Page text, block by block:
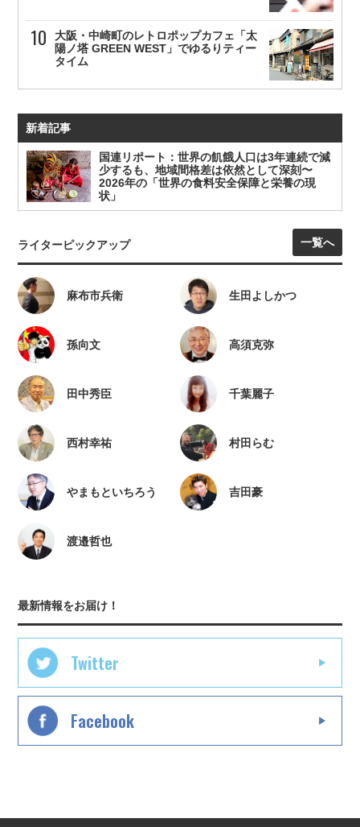
大阪・中崎町のレトロポップカフェ「太
陽ノ塔 GREEN WEST」でゆるりティー
タイム
新着記事
国連リポート：世界の飢餓人口は3年連続で減
少するも、地域間格差は依然として深刻〜
2026年の「世界の食料安全保障と栄養の現
状」
ライターピックアップ 一覧へ
麻布市兵衛 生田よしかつ
孫向文 高須克弥
田中秀臣 千葉麗子
西村幸祐 村田らむ
やまもといちろう 吉田豪
渡邉哲也
最新情報をお届け！
Twitter
Facebook